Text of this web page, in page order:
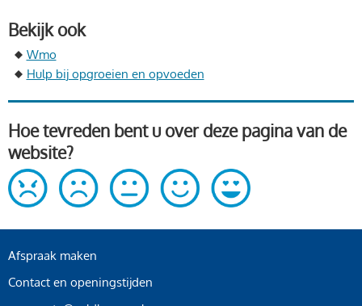
Bekijk ook
Wmo
Hulp bij opgroeien en opvoeden
Hoe tevreden bent u over deze pagina van de
website?
Afspraak maken
Contact en openingstijden